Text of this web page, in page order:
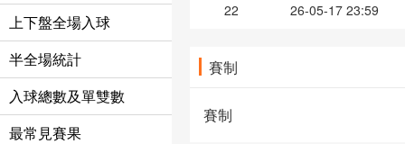
上下盤全場入球
半全場統計
入球總數及單雙數
最常見賽果
22 26-05-17 23:59
賽制
賽制